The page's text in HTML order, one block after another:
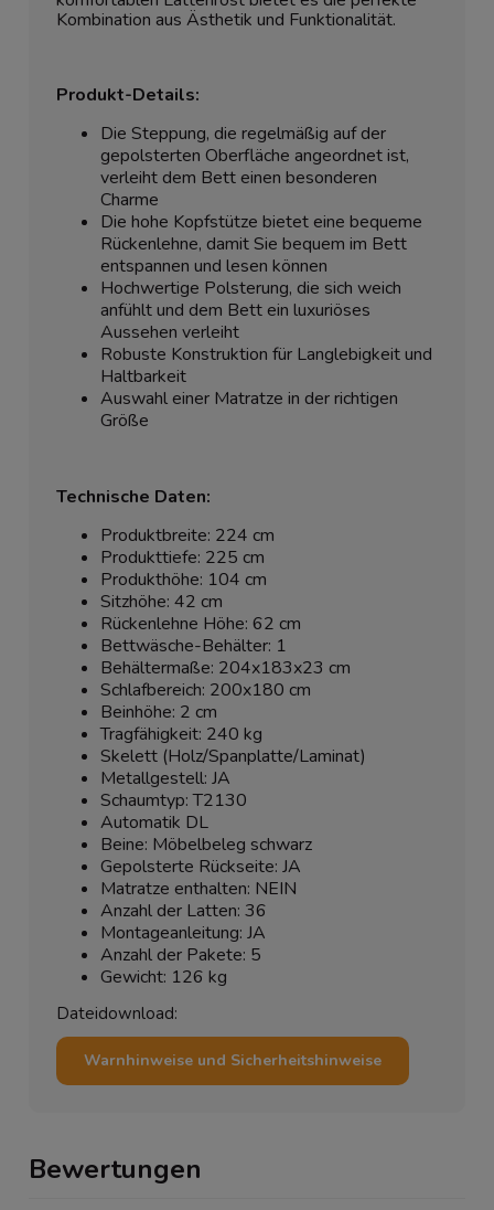
Kombination aus Ästhetik und Funktionalität.
Produkt-Details:
Die Steppung, die regelmäßig auf der
gepolsterten Oberfläche angeordnet ist,
verleiht dem Bett einen besonderen
Charme
Die hohe Kopfstütze bietet eine bequeme
Rückenlehne, damit Sie bequem im Bett
entspannen und lesen können
Hochwertige Polsterung, die sich weich
anfühlt und dem Bett ein luxuriöses
Aussehen verleiht
Robuste Konstruktion für Langlebigkeit und
Haltbarkeit
Auswahl einer Matratze in der richtigen
Größe
Technische Daten:
Produktbreite: 224 cm
Produkttiefe: 225 cm
Produkthöhe: 104 cm
Sitzhöhe: 42 cm
Rückenlehne Höhe: 62 cm
Bettwäsche-Behälter: 1
Behältermaße: 204x183x23 cm
Schlafbereich: 200x180 cm
Beinhöhe: 2 cm
Tragfähigkeit: 240 kg
Skelett (Holz/Spanplatte/Laminat)
Metallgestell: JA
Schaumtyp: T2130
Automatik DL
Beine: Möbelbeleg schwarz
Gepolsterte Rückseite: JA
Matratze enthalten: NEIN
Anzahl der Latten: 36
Montageanleitung: JA
Anzahl der Pakete: 5
Gewicht: 126 kg
Dateidownload:
Warnhinweise und Sicherheitshinweise
Bewertungen